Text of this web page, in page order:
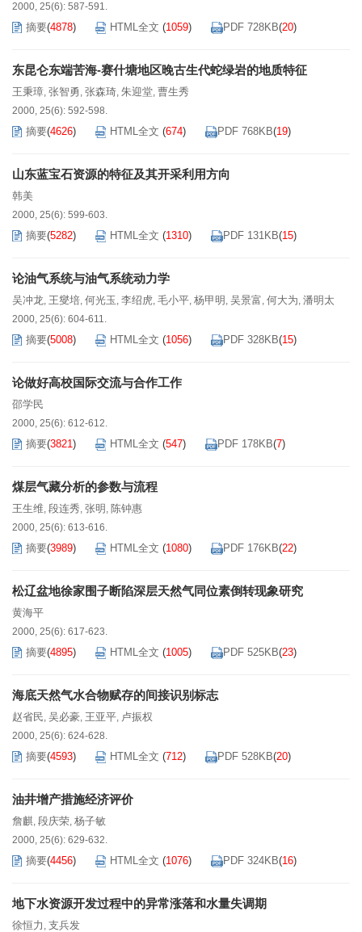
2000, 25(6): 587-591.
摘要(4878) HTML全文 (1059) PDF 728KB(20)
东昆仑东端苦海-赛什塘地区晚古生代蛇绿岩的地质特征
王秉璋, 张智勇, 张森琦, 朱迎堂, 曹生秀
2000, 25(6): 592-598.
摘要(4626) HTML全文 (674) PDF 768KB(19)
山东蓝宝石资源的特征及其开采利用方向
韩美
2000, 25(6): 599-603.
摘要(5282) HTML全文 (1310) PDF 131KB(15)
论油气系统与油气系统动力学
吴冲龙, 王燮培, 何光玉, 李绍虎, 毛小平, 杨甲明 , 吴景富, 何大为, 潘明太
2000, 25(6): 604-611.
摘要(5008) HTML全文 (1056) PDF 328KB(15)
论做好高校国际交流与合作工作
邵学民
2000, 25(6): 612-612.
摘要(3821) HTML全文 (547) PDF 178KB(7)
煤层气藏分析的参数与流程
王生维, 段连秀, 张明 , 陈钟惠
2000, 25(6): 613-616.
摘要(3989) HTML全文 (1080) PDF 176KB(22)
松辽盆地徐家围子断陷深层天然气同位素倒转现象研究
黄海平
2000, 25(6): 617-623.
摘要(4895) HTML全文 (1005) PDF 525KB(23)
海底天然气水合物赋存的间接识别标志
赵省民, 吴必豪, 王亚平, 卢振权
2000, 25(6): 624-628.
摘要(4593) HTML全文 (712) PDF 528KB(20)
油井增产措施经济评价
詹麒, 段庆荣, 杨子敏
2000, 25(6): 629-632.
摘要(4456) HTML全文 (1076) PDF 324KB(16)
地下水资源开发过程中的异常涨落和水量失调期
徐恒力 , 支兵发